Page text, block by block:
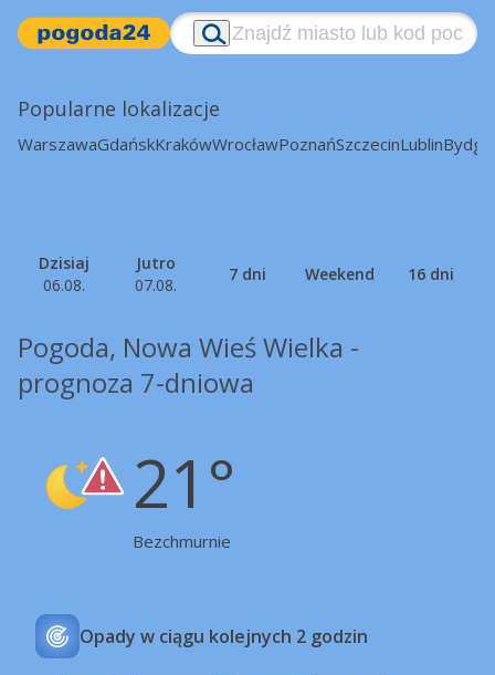
Popularne lokalizacje
WarszawaGdańskKrakówWrocławPoznańSzczecinLublin
Dzisiaj
06.08.
Jutro
07.08.
7 dni Weekend 16 dni
Pogoda, Nowa Wieś Wielka -
prognoza 7-dniowa
21°
Bezchmurnie
Opady w ciągu kolejnych 2 godzin